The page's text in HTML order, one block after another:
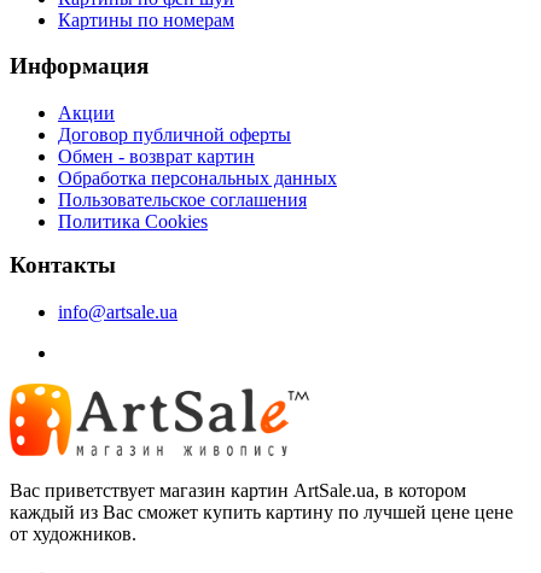
Картины по номерам
Информация
Акции
Договор публичной оферты
Обмен - возврат картин
Обработка персональных данных
Пользовательское соглашения
Политика Cookies
Контакты
info@artsale.ua
Вас приветствует магазин картин ArtSale.ua, в котором
каждый из Вас сможет купить картину по лучшей цене цене
от художников.